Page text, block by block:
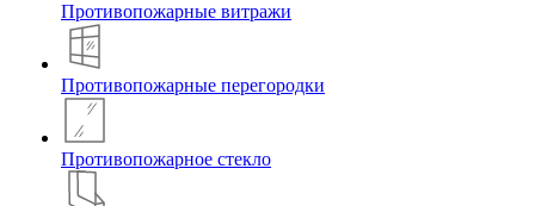
Противопожарные витражи
Противопожарные перегородки
Противопожарное стекло